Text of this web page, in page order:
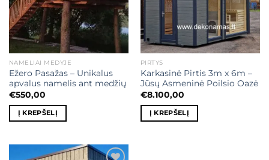
NAMELIAI MEDYJE
Ežero Pasažas – Unikalus
apvalus namelis ant medžių
€550,00
Į KREPŠELĮ
PIRTYS
Karkasinė Pirtis 3m x 6m –
Jūsų Asmeninė Poilsio Oazė
€8.100,00
Į KREPŠELĮ